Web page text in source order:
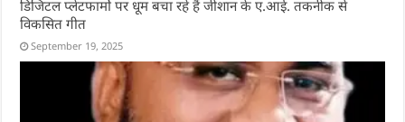
डिजिटल प्लेटफार्मो पर धूम बचा रहे हैं जीशान के ए.आई. तकनीक से
विकसित गीत
September 19, 2025